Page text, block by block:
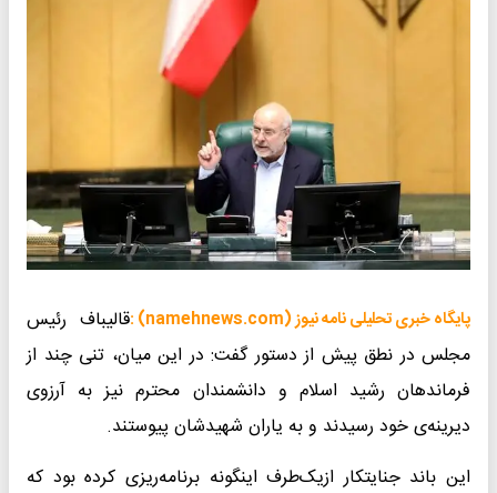
پایگاه خبری تحلیلی نامه نیوز (namehnews.com) :
قالیباف رئیس
مجلس در نطق پیش از دستور گفت: در این میان، تنی چند از
فرماندهان رشید اسلام و دانشمندان محترم نیز به آرزوی
دیرینه‌ی خود رسیدند و به یاران شهیدشان پیوستند.
این باند جنایتکار ازیک‌طرف اینگونه برنامه‌ریزی کرده بود که